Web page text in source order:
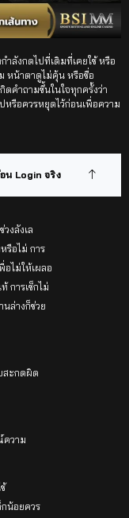
ำลังกดไปที่เดิมที่เคยใช้ หรือ
หน้าตาดูไม่คุ้น หรือชื่อ
ดคำถามขึ้นในใจทุกครั้งว่า
ปหรือควรหยุดไว้ก่อนเพื่อความ
น Login จริง
งลังเล
รือไม่ การ
อไม่ให้เผลอ
การเช็กไม่
ล่างก็ช่วย
สะกดผิด
ความ
น้อยควร